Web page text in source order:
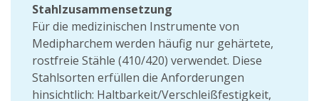
Stahlzusammensetzung
Für die medizinischen Instrumente von
Medipharchem werden häufig nur gehärtete,
rostfreie Stähle (410/420) verwendet. Diese
Stahlsorten erfüllen die Anforderungen
hinsichtlich: Haltbarkeit/Verschleißfestigkeit,